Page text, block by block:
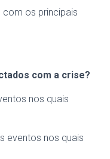
os principais
com a crise?
nos quais
eventos nos quais